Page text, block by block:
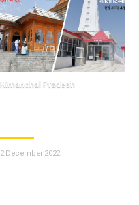
Himanchal Pradesh
2 December 2022